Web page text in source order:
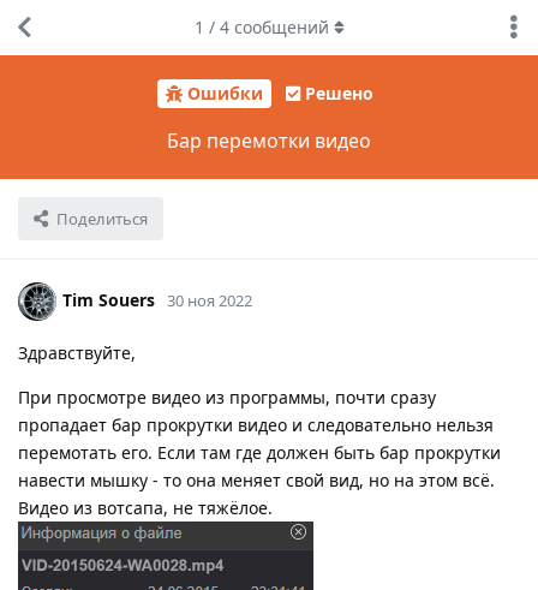
Ошибки Решено
Бар перемотки видео
Поделиться
1 / 4сообщений
Tim Souers 30 ноя 2022
Здравствуйте,
При просмотре видео из программы, почти сразу
пропадает бар прокрутки видео и следовательно нельзя
перемотать его. Если там где должен быть бар прокрутки
навести мышку - то она меняет свой вид, но на этом всё.
Видео из вотсапа, не тяжёлое.